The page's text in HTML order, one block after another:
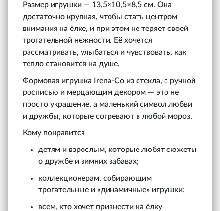
Размер игрушки — 13,5×10,5×8,5 см. Она
достаточно крупная, чтобы стать центром
внимания на ёлке, и при этом не теряет своей
трогательной нежности. Её хочется
рассматривать, улыбаться и чувствовать, как
тепло становится на душе.
Формовая игрушка Irena‑Co из стекла, с ручной
росписью и мерцающим декором — это не
просто украшение, а маленький символ любви
и дружбы, которые согревают в любой мороз.
Кому понравится
детям и взрослым, которые любят сюжеты
о дружбе и зимних забавах;
коллекционерам, собирающим
трогательные и «динамичные» игрушки;
всем, кто хочет привнести на ёлку